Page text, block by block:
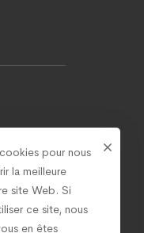
pour nous
la meilleure
site Web. Si
ce site, nous
en êtes